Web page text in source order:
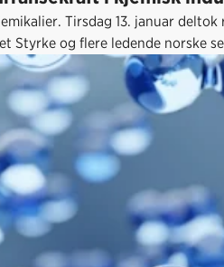
Tirsdag 13. januar
og flere ledende norske